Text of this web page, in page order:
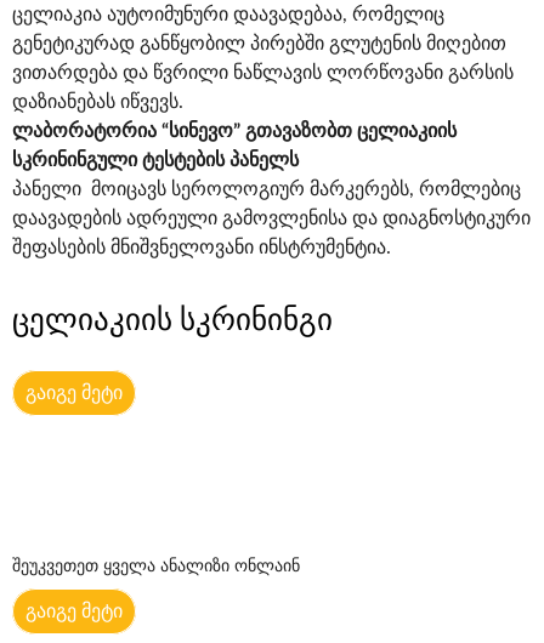
ცელიაკია აუტოიმუნური დაავადებაა, რომელიც
გენეტიკურად განწყობილ პირებში გლუტენის მიღებით
ვითარდება და წვრილი ნაწლავის ლორწოვანი გარსის
დაზიანებას იწვევს.
ლაბორატორია “სინევო” გთავაზობთ ცელიაკიის
სკრინინგული ტესტების პანელს
პანელი მოიცავს სეროლოგიურ მარკერებს, რომლებიც
დაავადების ადრეული გამოვლენისა და დიაგნოსტიკური
შეფასების მნიშვნელოვანი ინსტრუმენტია.
ცელიაკიის სკრინინგი
გაიგე მეტი
შეუკვეთეთ ყველა ანალიზი ონლაინ
გაიგე მეტი